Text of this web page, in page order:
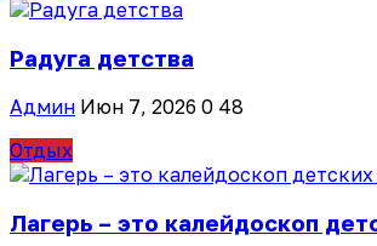
Радуга детства
Админ Июн 7, 2026 0 48
Отдых
Лагерь – это калейдоскоп